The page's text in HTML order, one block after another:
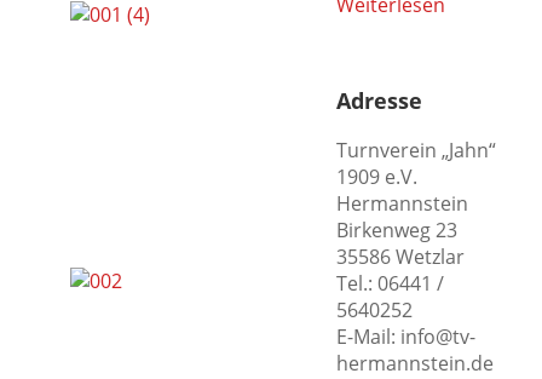
Adresse
Turnverein „Jahn“
1909 e.V.
Hermannstein
Birkenweg 23
35586 Wetzlar
Tel.: 06441 /
5640252
E-Mail: info@tv-
hermannstein.de